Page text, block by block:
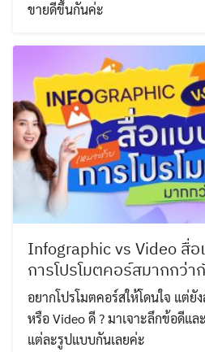
ขายดีขึ้นกันค่ะ
Infographic vs Video สื่อ
การโปรโมตคอร์สมากกว่า
อยากโปรโมตคอร์สให้โดนใจ แต่ยั
หรือ Video ดี ? มาเจาะลึกข้อดีแ
แต่ละรูปแบบกันเลยค่ะ